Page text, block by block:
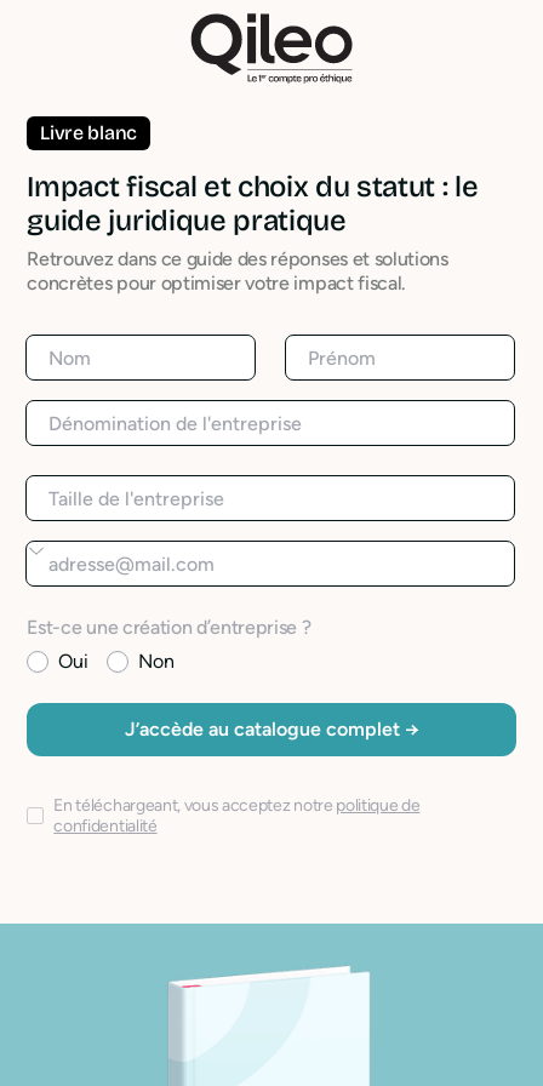
Livre blanc
Impact fiscal et choix du statut : le
guide juridique pratique
Retrouvez dans ce guide des réponses et solutions
concrètes pour optimiser votre impact fiscal.
Est-ce une création d’entreprise ?
Oui
Non
En téléchargeant, vous acceptez notre politique de
confidentialité